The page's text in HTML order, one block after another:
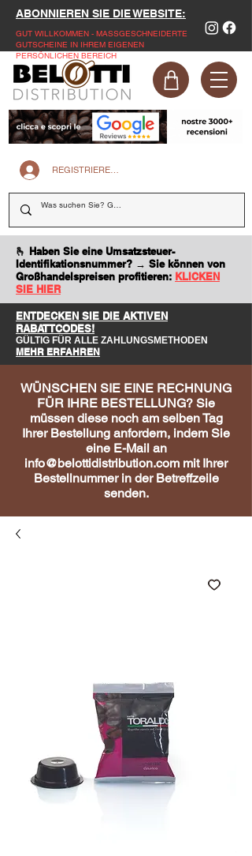
ABONNIEREN SIE DIE WEBSITE:
GUT WILLKOMMEN - MASSGESCHNEIDERTE
GUTSCHEINE IN IHREM EIGENEN
PERSÖNLICHEN BEREICH
REGISTRIEREN SIE SICH AUF DER WEBSITE
🫰 Haben Sie eine Umsatzsteuer-
Identifikationsnummer? → Sie können von
Großhandelspreisen profitieren: KLICKEN
SIE HIER
ENTDECKEN SIE DIE AKTIVEN
RABATTCODES!
GÜLTIG FÜR ALLE ZAHLUNGSMETHODEN
MEHR ERFAHREN
WÜNSCHEN SIE EINE RECHNUNG
FÜR IHRE BESTELLUNG? Sie
müssen diese noch am selben Tag
Ihrer Bestellung anfordern, indem Sie
eine E-Mail an
info@belottidistribution.com mit Ihrer
Bestellnummer in der Betreffzeile
senden.